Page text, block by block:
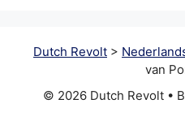
Dutch Revolt >
van
© 2026 Dutch Revolt •